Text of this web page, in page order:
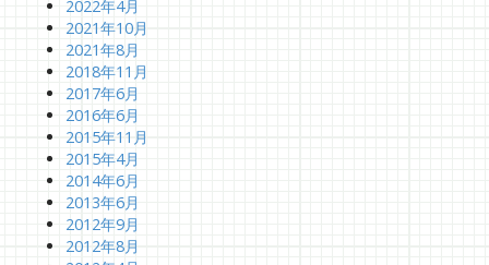
2022年4月
2021年10月
2021年8月
2018年11月
2017年6月
2016年6月
2015年11月
2015年4月
2014年6月
2013年6月
2012年9月
2012年8月